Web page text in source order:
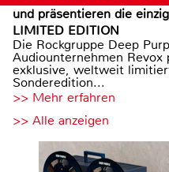
und präsentieren die
LIMITED EDITION
Die Rockgruppe Deep
Audiounternehmen Revox
exklusive, weltweit
Sonderedition...
>> Mehr erfahren
>> Alle anzeigen